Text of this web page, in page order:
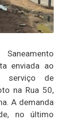
enviada ao
serviço de
na Rua 50,
A demanda
no último